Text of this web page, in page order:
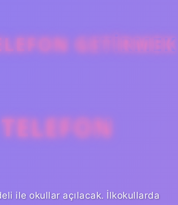
GETIRMEK
ile okullar açılacak. İlkokullarda